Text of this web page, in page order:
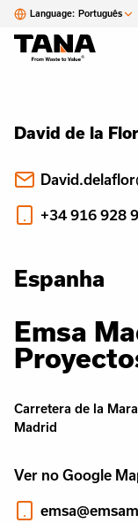
Language: Português
David de la Flor
+34 916 928
Espanha
Emsa
Carretera de la
Madrid
Ver no Google